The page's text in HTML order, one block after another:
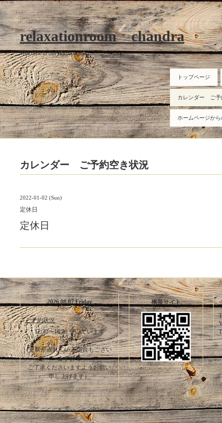
relaxationroom chandra
Welcome to our homepage
トップページ
カレンダー ご予
ホームページか
カレンダー ご予約空き状況
2022-01-02 (Sun)
定休日
定休日
2026.08.07 Friday
ご予約状況
12:30〜16:30 空いています
(更新が遅れている場合もござい
ますので
ご了承くださいますようお願い
申し上げます）
携帯サイト